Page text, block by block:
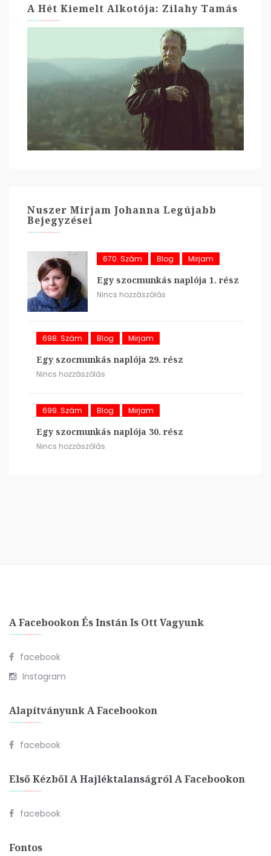
A Hét Kiemelt Alkotója: Zilahy Tamás
Nuszer Mirjam Johanna Legújabb
Bejegyzései
670. Szám Blog Mirjam
Egy szocmunkás naplója 1. rész
Nincs hozzászólás
698. Szám Blog Mirjam
Egy szocmunkás naplója 29. rész
Nincs hozzászólás
699. Szám Blog Mirjam
Egy szocmunkás naplója 30. rész
Nincs hozzászólás
A Facebookon És Instán Is Ott Vagyunk
facebook
Instagram
Alapítványunk A Facebookon
facebook
Első Kézből A Hajléktalanságról A Facebookon
facebook
Fontos